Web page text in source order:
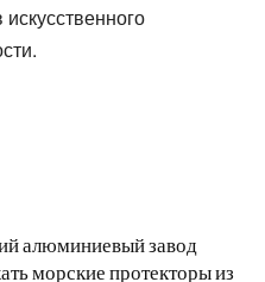
алюминиевый завод
морские протекторы из